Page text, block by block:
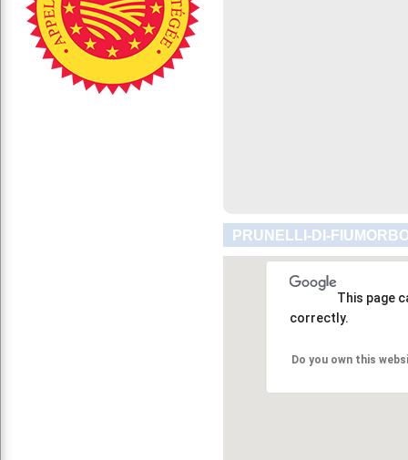
PRUNELLI-DI-
This page
correctly.
Do you own this